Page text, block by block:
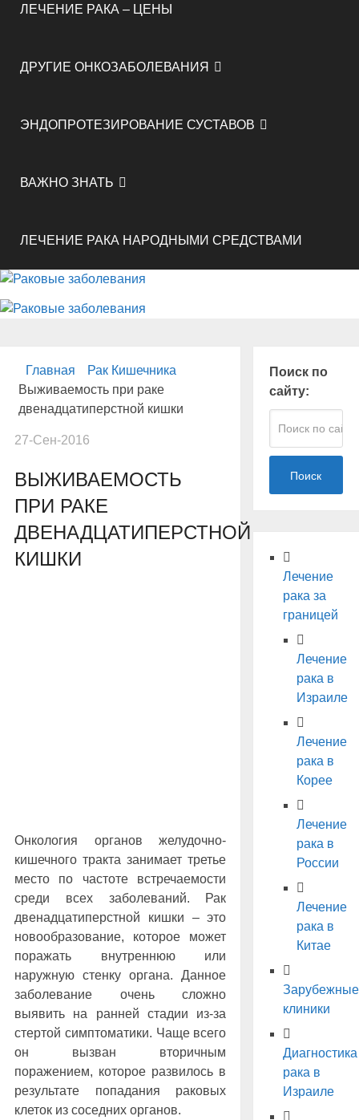
ЛЕЧЕНИЕ РАКА – ЦЕНЫ
ДРУГИЕ ОНКОЗАБОЛЕВАНИЯ
ЭНДОПРОТЕЗИРОВАНИЕ СУСТАВОВ
ВАЖНО ЗНАТЬ
ЛЕЧЕНИЕ РАКА НАРОДНЫМИ СРЕДСТВАМИ
Главная
Рак Кишечника
Выживаемость при раке
двенадцатиперстной кишки
27-Сен-2016
ВЫЖИВАЕМОСТЬ
ПРИ РАКЕ
ДВЕНАДЦАТИПЕРСТНОЙ
КИШКИ
Онкология органов желудочно-
кишечного тракта занимает третье
место по частоте встречаемости
среди всех заболеваний. Рак
двенадцатиперстной кишки – это
новообразование, которое может
поражать внутреннюю или
наружную стенку органа. Данное
заболевание очень сложно
выявить на ранней стадии из-за
стертой симптоматики. Чаще всего
он вызван вторичным
поражением, которое развилось в
результате попадания раковых
клеток из соседних органов.
Поиск по
сайту:
Поиск
Лечение
рака за
границей
Лечение
рака в
Израиле
Лечение
рака в
Корее
Лечение
рака в
России
Лечение
рака в
Китае
Зарубежные
клиники
Диагностика
рака в
Израиле